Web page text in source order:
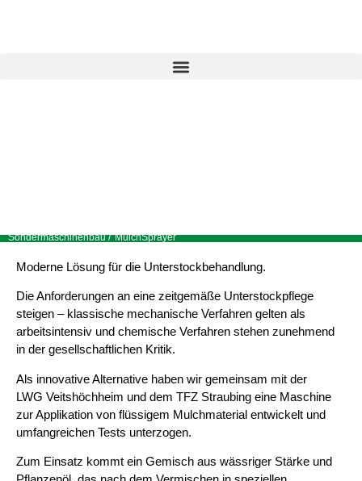
Sondermaschinenbau / MulchSprayer
Moderne Lösung für die Unterstockbehandlung.
Die Anforderungen an eine zeitgemäße Unterstockpflege
steigen – klassische mechanische Verfahren gelten als
arbeitsintensiv und chemische Verfahren stehen zunehmend
in der gesellschaftlichen Kritik.
Als innovative Alternative haben wir gemeinsam mit der
LWG Veitshöchheim und dem TFZ Straubing eine Maschine
zur Applikation von flüssigem Mulchmaterial entwickelt und
umfangreichen Tests unterzogen.
Zum Einsatz kommt ein Gemisch aus wässriger Stärke und